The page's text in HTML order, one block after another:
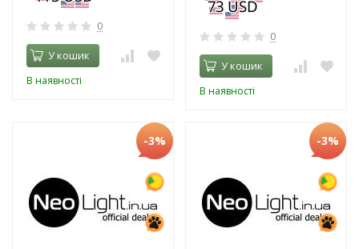
0
У кошик
В наявності
0
У кошик
В наявності
-3% -3%